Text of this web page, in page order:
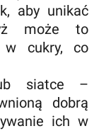
aby unikać
może to
w cukry, co
siatce –
dobrą
ich w